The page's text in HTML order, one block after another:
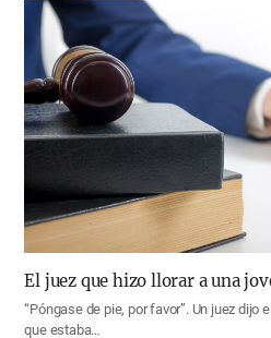
El juez que hizo llorar a una
“Póngase de pie, por favor”. Un juez dijo
que estaba…